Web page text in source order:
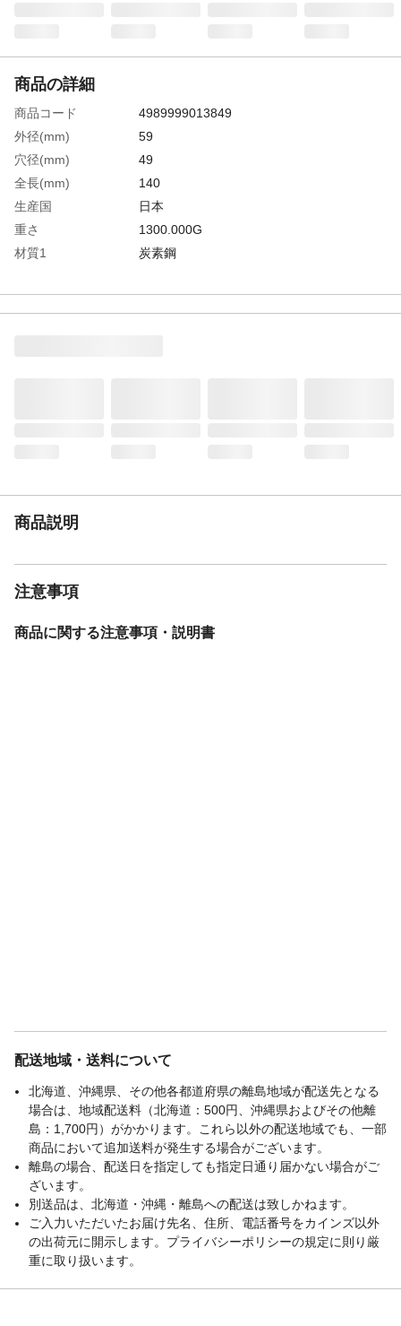
商品の詳細
商品コード
4989999013849
外径(mm)
59
穴径(mm)
49
全長(mm)
140
生産国
日本
重さ
1300.000G
材質1
炭素鋼
商品説明
注意事項
商品に関する注意事項・説明書
配送地域・送料について
北海道、沖縄県、その他各都道府県の離島地域が配送先となる
場合は、地域配送料（北海道：500円、沖縄県およびその他離
島：1,700円）がかかります。これら以外の配送地域でも、一部
商品において追加送料が発生する場合がございます。
離島の場合、配送日を指定しても指定日通り届かない場合がご
ざいます。
別送品は、北海道・沖縄・離島への配送は致しかねます。
ご入力いただいたお届け先名、住所、電話番号をカインズ以外
の出荷元に開示します。プライバシーポリシーの規定に則り厳
重に取り扱います。